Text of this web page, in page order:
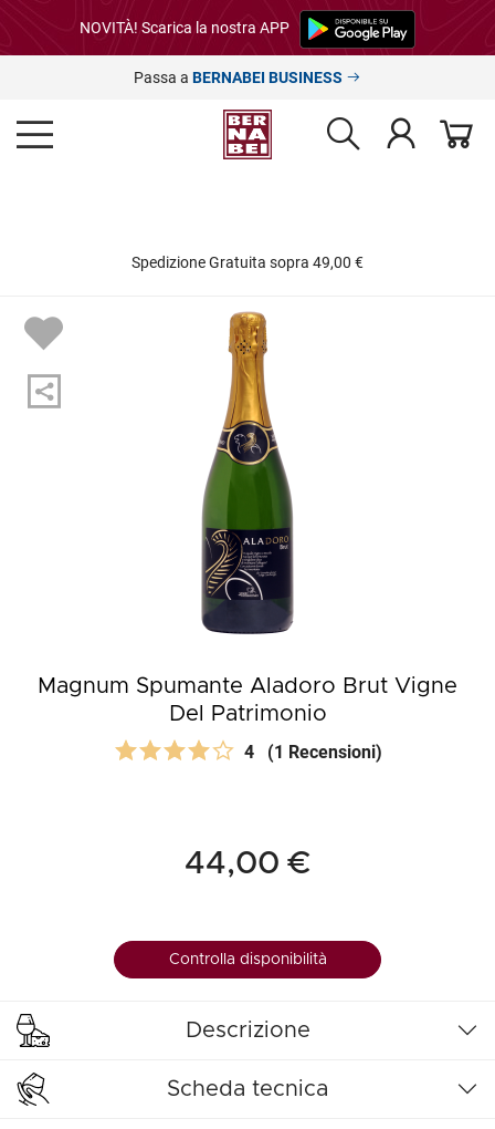
NOVITÀ! Scarica la nostra APP
Passa a BERNABEI BUSINESS
Spedizione Gratuita sopra 49,00 €
Magnum Spumante Aladoro Brut Vigne
Del Patrimonio
4 (1 Recensioni)
44,00 €
Controlla disponibilità
Descrizione
Scheda tecnica